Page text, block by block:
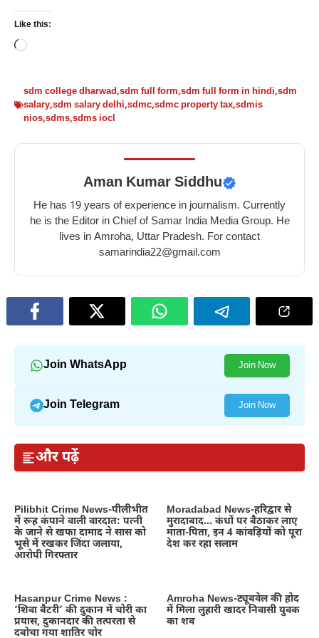
स्किन
के
लिए
10
फायदे
–
tomato
सर्दियों
में
शहद
10
बेहतरीन
फायदे
benefits
winter
सर्दियों
में
चुकंदर
10
फायदे
–
eating
सर्दियों
में
किशमिश
10
गज़ब
के
amazing
winter
Like this:
Loading…
sdm college dharwad,sdm full form,sdm full form in hindi,sdm
salary,sdm salary delhi,sdmc,sdmc property tax,sdmis
nios,sdms,sdms iocl
Aman Kumar Siddhu
He has 19 years of experience in journalism. Currently
he is the Editor in Chief of Samar India Media Group. He
lives in Amroha, Uttar Pradesh. For contact
samarindia22@gmail.com
Join WhatsApp Join Now
Join Telegram Join Now
और पढ़ें
Pilibhit Crime News-पीलीभीत
में रूह कंपाने वाली वारदात: पत्नी
के जाने से खफा दामाद ने सास को
भूसे में रखकर जिंदा जलाया,
आरोपी गिरफ्तार
Moradabad News-हरिद्वार से
मुरादाबाद… कंधों पर बैठाकर लाए
माता-पिता, इन 4 कांवड़ियों को पूरा
देश कर रहा सलाम
Hasanpur Crime News :
‘शिवा बैटरी’ की दुकान में चोरी का
प्रयास, दुकानदार की तत्परता से
दबोचा गया शातिर चोर
Amroha News-ट्यूबवेल की होद
में मिला लुहारी खादर निवासी युवक
का शव